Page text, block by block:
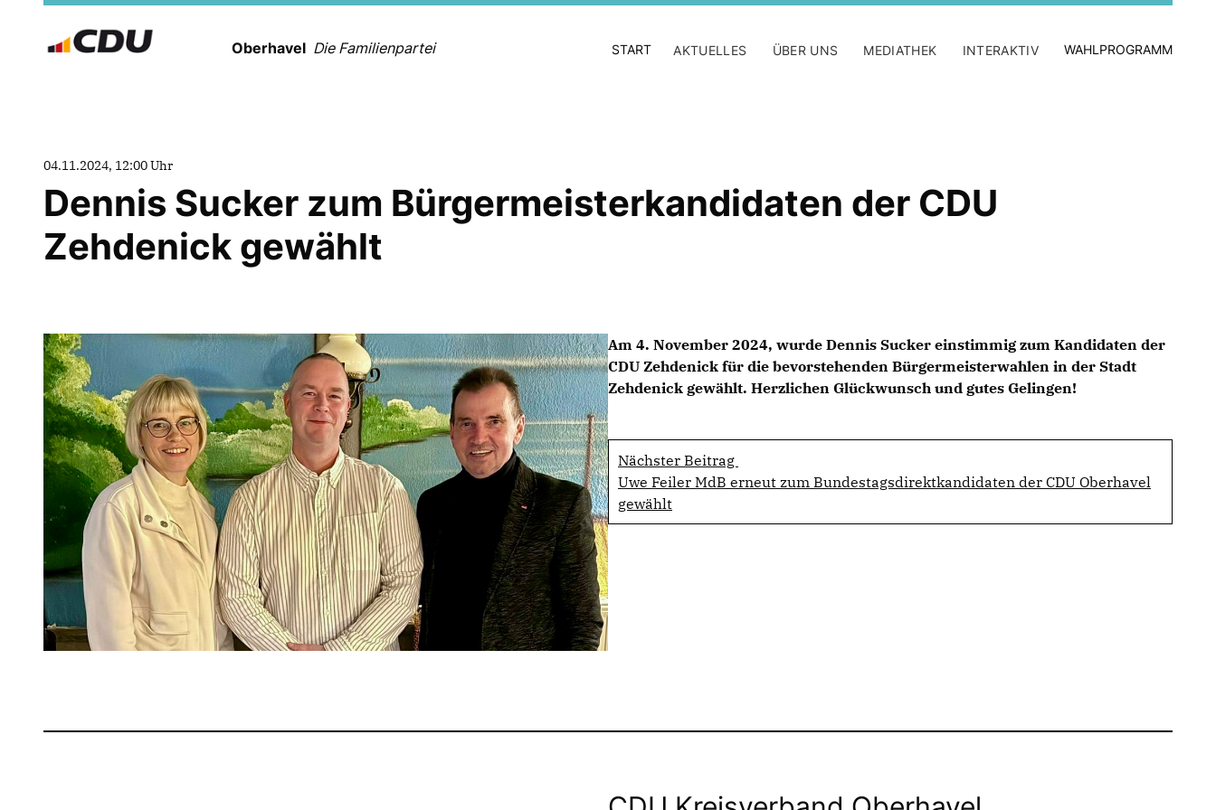
Oberhavel Die Familienpartei START AKTUELLES ÜBER UNS MEDIATHEK INTERAKTIV WAHLPROGRAMM
04.11.2024, 12:00 Uhr
Dennis Sucker zum Bürgermeisterkandidaten der CDU
Zehdenick gewählt
Am 4. November 2024, wurde Dennis Sucker einstimmig zum Kandidaten der
CDU Zehdenick für die bevorstehenden Bürgermeisterwahlen in der Stadt
Zehdenick gewählt. Herzlichen Glückwunsch und gutes Gelingen!
Nächster Beitrag
Uwe Feiler MdB erneut zum Bundestagsdirektkandidaten der CDU Oberhavel
gewählt